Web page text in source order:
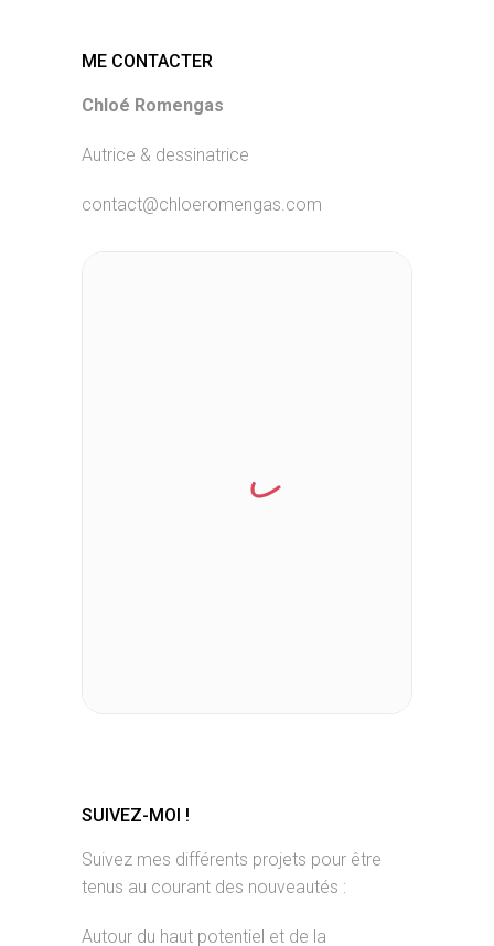
ME CONTACTER
Chloé Romengas
Autrice & dessinatrice
contact@chloeromengas.com
SUIVEZ-MOI !
Suivez mes différents projets pour être
tenus au courant des nouveautés :
Autour du haut potentiel et de la